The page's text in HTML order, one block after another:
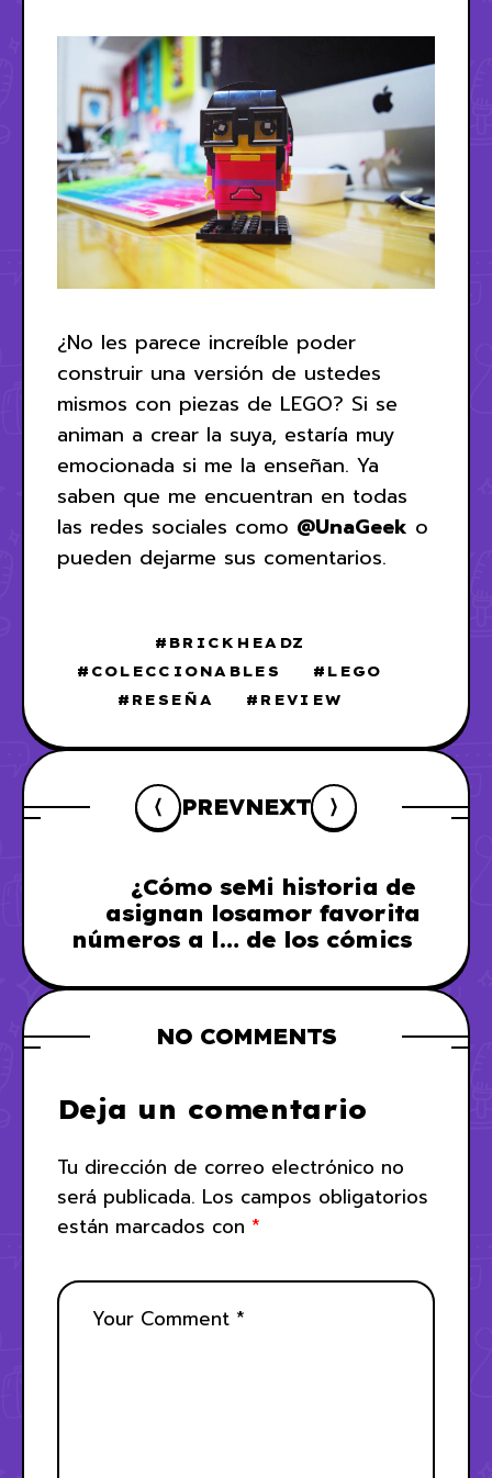
¿No les parece increíble poder
construir una versión de ustedes
mismos con piezas de LEGO? Si se
animan a crear la suya, estaría muy
emocionada si me la enseñan. Ya
saben que me encuentran en todas
las redes sociales como @UnaGeek o
pueden dejarme sus comentarios.
BRICKHEADZ
COLECCIONABLES
LEGO
RESEÑA
REVIEW
PREVNEXT
¿Cómo se
asignan los
números a los
fútbol?
Mi historia de
amor favorita
de los cómics
NO COMMENTS
Deja un comentario
Tu dirección de correo electrónico no
será publicada. Los campos obligatorios
están marcados con *